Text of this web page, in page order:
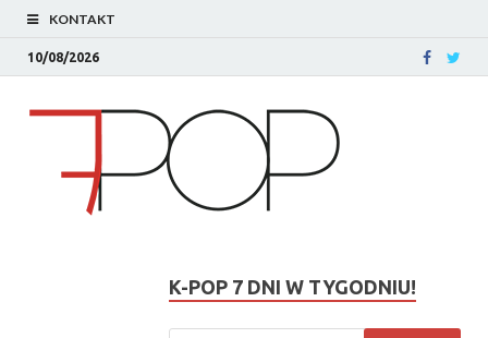
KONTAKT
10/08/2026
K-POP 7 DNI W TYGODNIU!